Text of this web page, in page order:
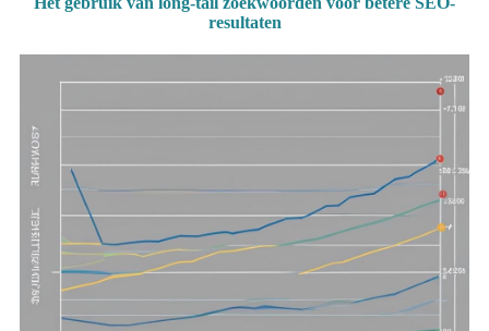
resultaten